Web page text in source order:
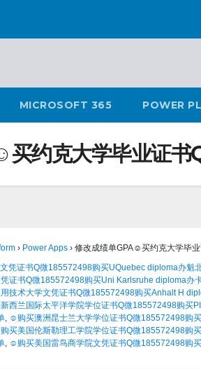
MICROSOFT 365 POWER
约克大学毕业证书
› Power Apps › 修改成绩单GPA☺买约克大学毕
凭证书Q微185572498购买UQuebec diploma办魁
证书Q微185572498购买Uni Karlsruhe diploma办
技术大学文凭证书Q微185572498购买Anhalt H
西兰国际太平洋学院学位证书Q微185572498购买
, ☺购买澳洲昆士兰大学学位证书Q微185572498购
买美国伦斯勒理工学院学位证书Q微185572498购
, ☺购买美国雷鸟商学院文凭证书Q微185572498购